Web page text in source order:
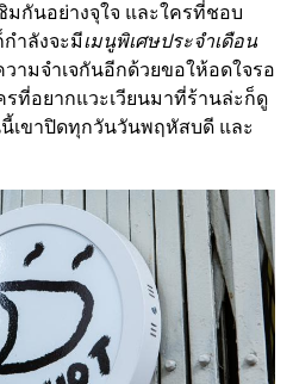
มกันอย่างจุใจ และใครที่ชอบ
ำลังจะมีเมนูพิเศษประจำเดือน
วามจำเจกันอีกด้วยขอให้อดใจรอ
รที่อยากแวะเวียนมาที่ร้านล่ะก็ดู
เขาปิดทุกวันวันพฤหัสบดี และ